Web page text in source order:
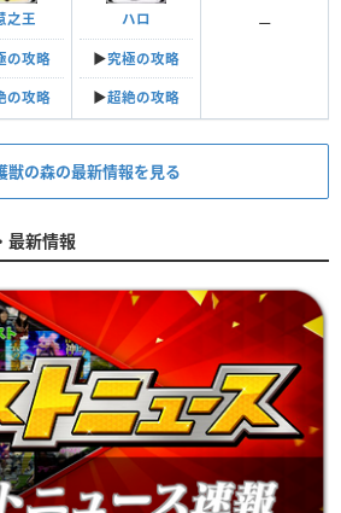
之王
の攻略
の攻略
ハロ
▶︎究極の攻略
▶︎超絶の攻略
ー
の森の最新情報を見る
最新情報